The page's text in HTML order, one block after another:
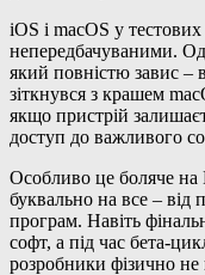
iOS і macOS у
непередбачуваними.
який повністю завис –
зіткнувся з крашем
якщо пристрій
доступ до важливого
Особливо це боляче на
буквально на все – від
програм. Навіть
софт, а під час бета-
розробники фізично не